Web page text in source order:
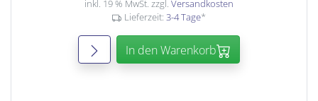
inkl. 19 % MwSt. zzgl. Versandkosten
Lieferzeit: 3-4 Tage*
In den Warenkorb